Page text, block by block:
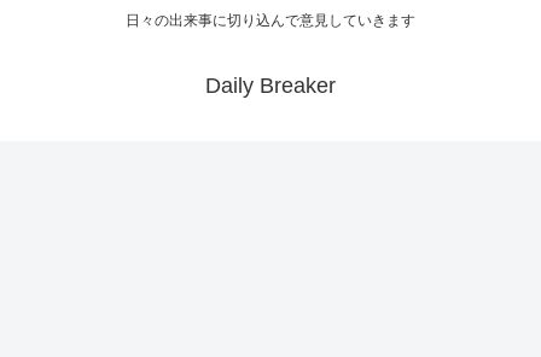
日々の出来事に切り込んで意見していきます
Daily Breaker